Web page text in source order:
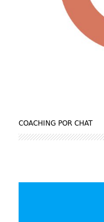
COACHING POR CHAT